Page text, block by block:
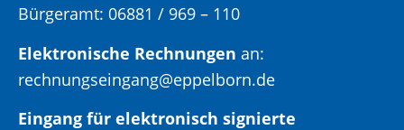
Bürgeramt: 06881 / 969 – 110
Elektronische Rechnungen an:
rechnungseingang@eppelborn.de
Eingang für elektronisch signierte